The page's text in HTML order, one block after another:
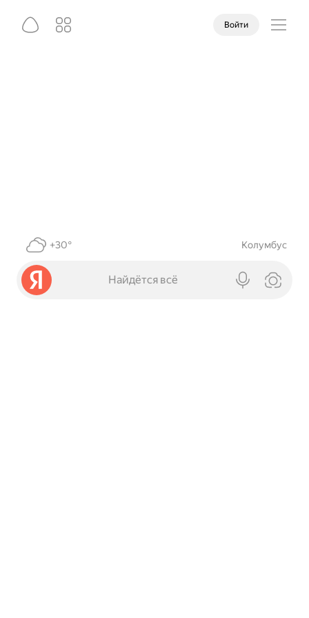
Войти
+30° Колумбус
Найдётся всё